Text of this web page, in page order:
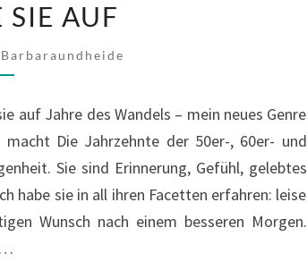
SIE AUF
Barbaraundheide
auf Jahre des Wandels – mein neues Genre
Die Jahrzehnte der 50er-, 60er- und
Sie sind Erinnerung, Gefühl, gelebtes
habe sie in all ihren Facetten erfahren: leise
Wunsch nach einem besseren Morgen.